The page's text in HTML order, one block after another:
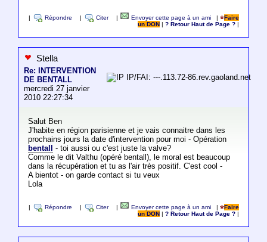
Répondre Citer Envoyer cette page à un ami |
Faire
un DON
|? Retour Haut de Page ?
Stella
Re: INTERVENTION
DE BENTALL
mercredi 27 janvier
2010 22:27:34
IP/FAI: ---.113.72-86.rev.gaoland.net
Salut Ben
J'habite en région parisienne et je vais connaitre dans les
prochains jours la date d'intervention pour moi - Opération
bentall
- toi aussi ou c'est juste la valve?
Comme le dit Valthu (opéré bentall), le moral est beaucoup
dans la récupération et tu as l'air très positif. C'est cool -
A bientot - on garde contact si tu veux
Lola
Répondre Citer Envoyer cette page à un ami |
Faire
un DON
|? Retour Haut de Page ?